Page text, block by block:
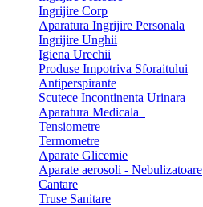
Ingrijire Corp
Aparatura Ingrijire Personala
Ingrijire Unghii
Igiena Urechii
Produse Impotriva Sforaitului
Antiperspirante
Scutece Incontinenta Urinara
Aparatura Medicala
Tensiometre
Termometre
Aparate Glicemie
Aparate aerosoli - Nebulizatoare
Cantare
Truse Sanitare